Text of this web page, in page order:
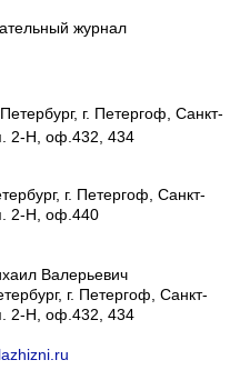
журнал
г. Петергоф, Санкт-
2-Н, оф.432, 434
г. Петергоф, Санкт-
2-Н, оф.440
Валерьевич
г. Петергоф Санкт-
2-Н, оф.432, 434